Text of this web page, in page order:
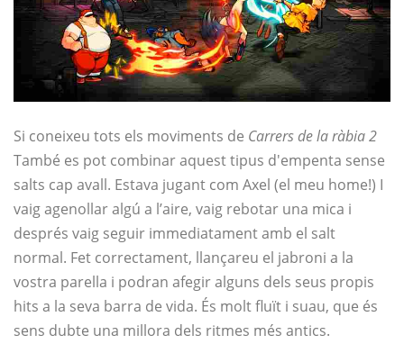
Si coneixeu tots els moviments de Carrers de la ràbia 2
També es pot combinar aquest tipus d'empenta sense
salts cap avall. Estava jugant com Axel (el meu home!) I
vaig agenollar algú a l’aire, vaig rebotar una mica i
després vaig seguir immediatament amb el salt
normal. Fet correctament, llançareu el jabroni a la
vostra parella i podran afegir alguns dels seus propis
hits a la seva barra de vida. És molt fluït i suau, que és
sens dubte una millora dels ritmes més antics.